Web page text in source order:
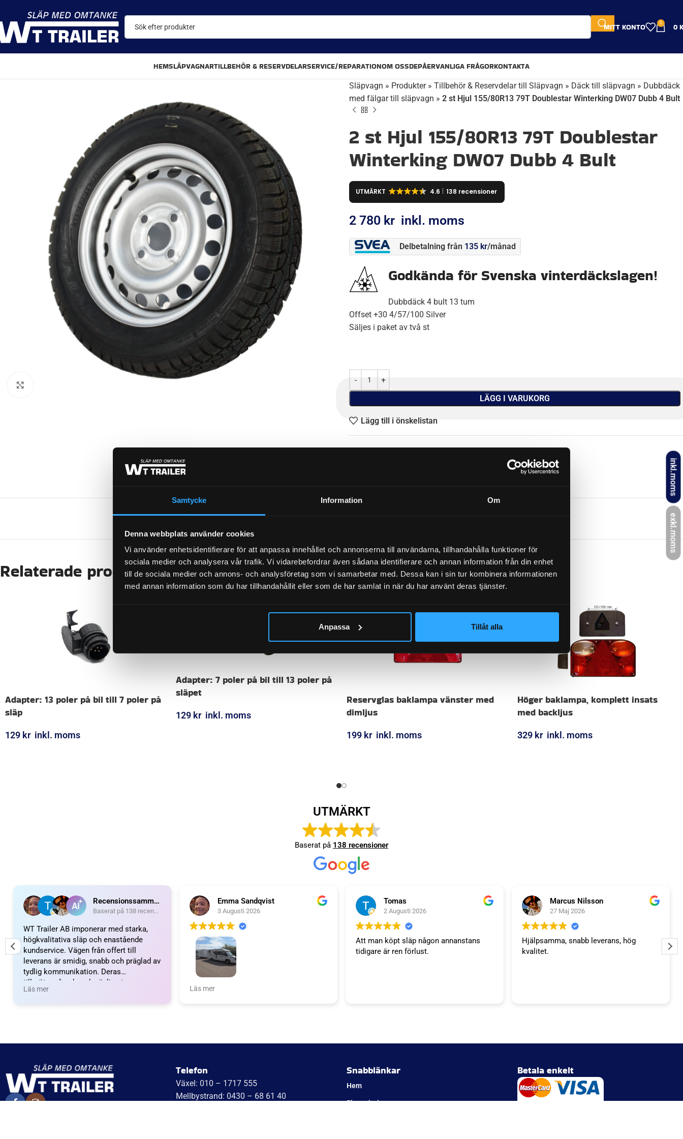
Samtycke Information Om
Denna webbplats använder cookies
Vi använder enhetsidentifierare för att anpassa innehållet och annonserna till användarna, tillhandahålla funktioner för
sociala medier och analysera vår trafik. Vi vidarebefordrar även sådana identifierare och annan information från din enhet
till de sociala medier och annons- och analysföretag som vi samarbetar med. Dessa kan i sin tur kombinera informationen
med annan information som du har tillhandahållit eller som de har samlat in när du har använt deras tjänster.
Anpassa Tillåt alla
inkl.moms
exkl.moms
MITT KONTO 0 0
HEMSLÄPVAGNARTILLBEHÖR & RESERVDELARSERVICE/REPARATIONOM OSSDEPÅERVANLIGA FRÅGORKONTAKTA
Släpvagn » Produkter» Tillbehör & Reservdelar till Släpvagn » Däck till släpvagn » Dubbdäck
med fälgar till släpvagn » 2 st Hjul 155/80R13 79T Doublestar Winterking DW07 Dubb 4 Bult
2 st Hjul 155/80R13 79T Doublestar
Winterking DW07 Dubb 4 Bult
UTMÄRKT 4.6 138 recensioner
2 780 kr inkl. moms
Delbetalning från 135 kr/månad
Godkända för Svenska vinterdäckslagen!
Dubbdäck 4 bult 13 tum
Offset +30 4/57/100 Silver
Säljes i paket av två st
LÄGG I VARUKORG
Lägg till i önskelistan
Relaterade produkter
Adapter: 13 poler på bil till 7 poler på
släp
129 kr inkl. moms
Adapter: 7 poler på bil till 13 poler på
släpet
129 kr inkl. moms
Reservglas baklampa vänster med
dimljus
199 kr inkl. moms
Höger baklampa, komplett insats
med backljus
329 kr inkl. moms
UTMÄRKT
Baserat på 138 recensioner
Recensionssammanfattning
Baserat på 138 recensioner
WT Trailer AB imponerar med starka,
högkvalitativa släp och enastående
kundservice. Vägen från offert till
leverans är smidig, snabb och präglad av
tydlig kommunikation. Deras
tillmötesgående och vänliga team ger en
positiv upplevelse som gör kunder
Läs mer
Emma Sandqvist
3 Augusti 2026
Wow vilket släp. Tack WT trailer för ett
Läs mer
Tomas
2 Augusti 2026
Att man köpt släp någon annanstans
tidigare är ren förlust.
Marcus Nilsson
27 Maj 2026
Hjälpsamma, snabb leverans, hög
kvalitet.
Telefon
Växel: 010 – 1717 555
Mellbystrand: 0430 – 68 61 40
Snabblänkar
Hem
Finansiering
Betala enkelt